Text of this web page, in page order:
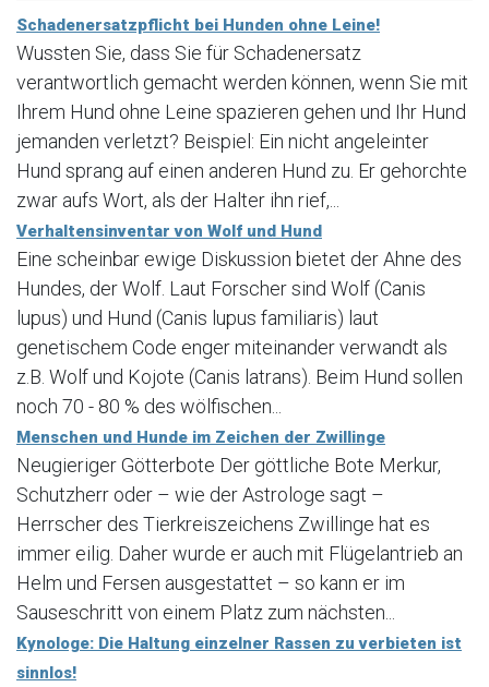
Schadenersatzpflicht bei Hunden ohne Leine!
Wussten Sie, dass Sie für Schadenersatz
verantwortlich gemacht werden können, wenn Sie mit
Ihrem Hund ohne Leine spazieren gehen und Ihr Hund
jemanden verletzt? Beispiel: Ein nicht angeleinter
Hund sprang auf einen anderen Hund zu. Er gehorchte
zwar aufs Wort, als der Halter ihn rief,...
Verhaltensinventar von Wolf und Hund
Eine scheinbar ewige Diskussion bietet der Ahne des
Hundes, der Wolf. Laut Forscher sind Wolf (Canis
lupus) und Hund (Canis lupus familiaris) laut
genetischem Code enger miteinander verwandt als
z.B. Wolf und Kojote (Canis latrans). Beim Hund sollen
noch 70 - 80 % des wölfischen...
Menschen und Hunde im Zeichen der Zwillinge
Neugieriger Götterbote Der göttliche Bote Merkur,
Schutzherr oder – wie der Astrologe sagt –
Herrscher des Tierkreiszeichens Zwillinge hat es
immer eilig. Daher wurde er auch mit Flügelantrieb an
Helm und Fersen ausgestattet – so kann er im
Sauseschritt von einem Platz zum nächsten...
Kynologe: Die Haltung einzelner Rassen zu verbieten ist
sinnlos!